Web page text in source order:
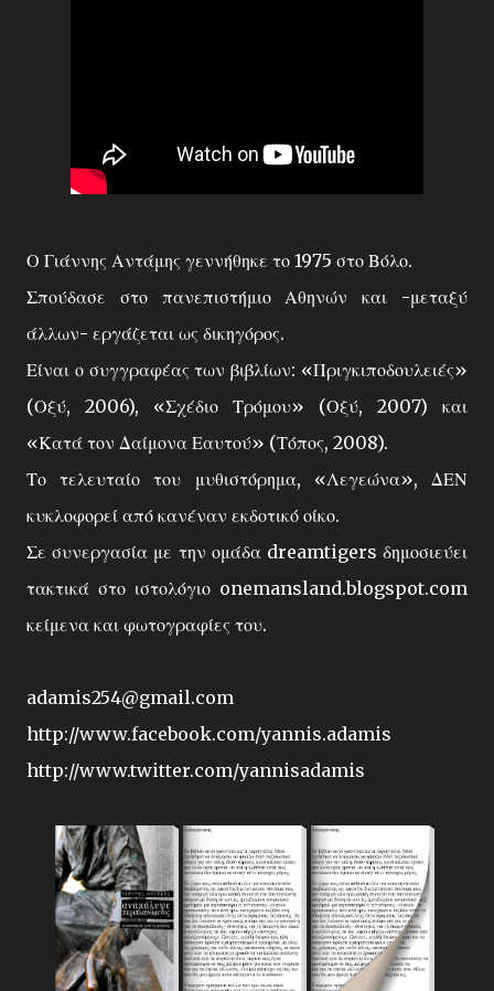
Ο Γιάννης Αντάμης γεννήθηκε το 1975 στο Βόλο.
Σπούδασε στο πανεπιστήμιο Αθηνών και -μεταξύ
άλλων- εργάζεται ως δικηγόρος.
Είναι ο συγγραφέας των βιβλίων: «Πριγκιποδουλειές»
(Οξύ, 2006), «Σχέδιο Τρόμου» (Οξύ, 2007) και
«Κατά τον Δαίμονα Εαυτού» (Τόπος, 2008).
Το τελευταίο του μυθιστόρημα, «Λεγεώνα», ΔΕΝ
κυκλοφορεί από κανέναν εκδοτικό οίκο.
Σε συνεργασία με την ομάδα dreamtigers δημοσιεύει
τακτικά στο ιστολόγιο onemansland.blogspot.com
κείμενα και φωτογραφίες του.
adamis254@gmail.com
http://www.facebook.com/yannis.adamis
http://www.twitter.com/yannisadamis